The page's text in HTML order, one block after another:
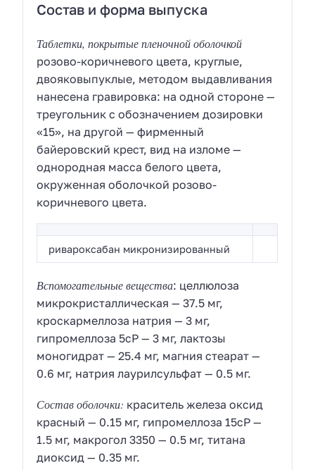
Состав и форма выпуска
Таблетки, покрытые пленочной оболочкой
розово-коричневого цвета, круглые,
двояковыпуклые, методом выдавливания
нанесена гравировка: на одной стороне —
треугольник с обозначением дозировки
«15», на другой — фирменный
байеровский крест, вид на изломе —
однородная масса белого цвета,
окруженная оболочкой розово-
коричневого цвета.
ривароксабан микронизированный
Вспомогательные вещества: целлюлоза
микрокристаллическая — 37.5 мг,
кроскармеллоза натрия — 3 мг,
гипромеллоза 5cP — 3 мг, лактозы
моногидрат — 25.4 мг, магния стеарат —
0.6 мг, натрия лаурилсульфат — 0.5 мг.
Состав оболочки: краситель железа оксид
красный — 0.15 мг, гипромеллоза 15cP —
1.5 мг, макрогол 3350 — 0.5 мг, титана
диоксид — 0.35 мг.